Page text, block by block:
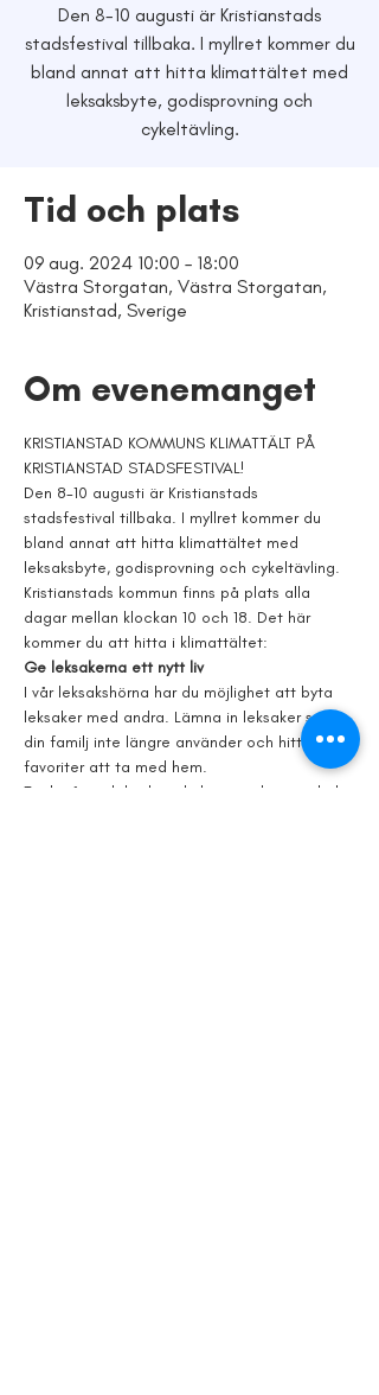
Den 8-10 augusti är Kristianstads
stadsfestival tillbaka. I myllret kommer du
bland annat att hitta klimattältet med
leksaksbyte, godisprovning och
cykeltävling.
Tid och plats
09 aug. 2024 10:00 – 18:00
Västra Storgatan, Västra Storgatan,
Kristianstad, Sverige
Om evenemanget
KRISTIANSTAD KOMMUNS KLIMATTÄLT PÅ
KRISTIANSTAD STADSFESTIVAL!
Den 8-10 augusti är Kristianstads
stadsfestival tillbaka. I myllret kommer du
bland annat att hitta klimattältet med
leksaksbyte, godisprovning och cykeltävling.
Kristianstads kommun finns på plats alla
dagar mellan klockan 10 och 18. Det här
kommer du att hitta i klimattältet:
Ge leksakerna ett nytt liv
I vår leksakshörna har du möjlighet att byta
leksaker med andra. Lämna in leksaker som
din familj inte längre använder och hitta nya
favoriter att ta med hem.
Tänk på att leksaken du lämnar ska vara hel